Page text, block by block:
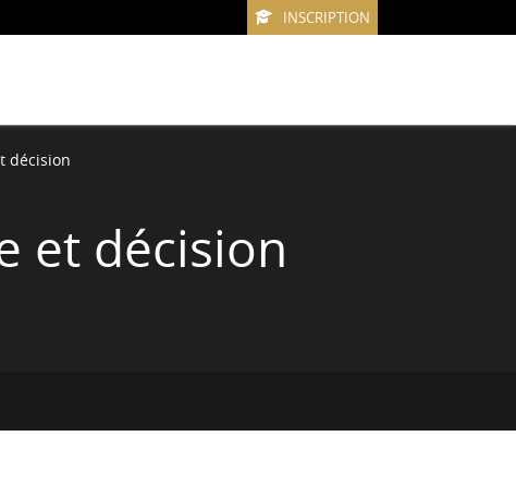
INSCRIPTION
décision
et décision